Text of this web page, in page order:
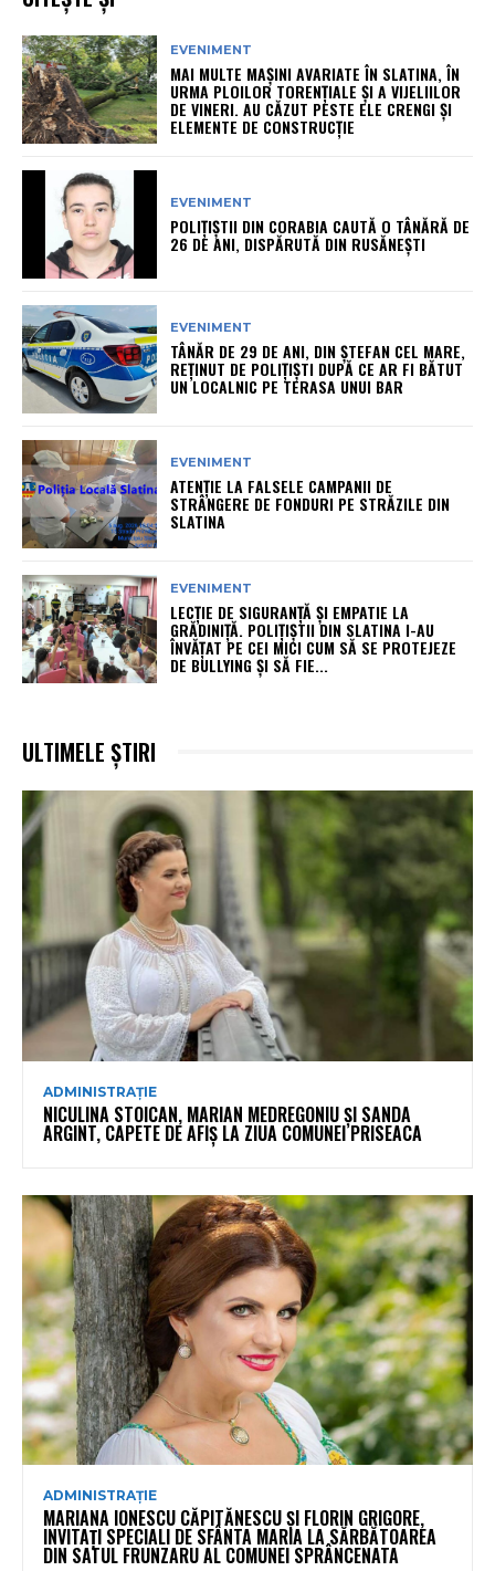
EVENIMENT
MAI MULTE MAȘINI AVARIATE ÎN SLATINA, ÎN
URMA PLOILOR TORENȚIALE ȘI A VIJELIILOR
DE VINERI. AU CĂZUT PESTE ELE CRENGI ȘI
ELEMENTE DE CONSTRUCȚIE
EVENIMENT
POLIȚIȘTII DIN CORABIA CAUTĂ O TÂNĂRĂ DE
26 DE ANI, DISPĂRUTĂ DIN RUSĂNEȘTI
EVENIMENT
TÂNĂR DE 29 DE ANI, DIN ȘTEFAN CEL MARE,
REȚINUT DE POLIȚIȘTI DUPĂ CE AR FI BĂTUT
UN LOCALNIC PE TERASA UNUI BAR
EVENIMENT
ATENȚIE LA FALSELE CAMPANII DE
STRÂNGERE DE FONDURI PE STRĂZILE DIN
SLATINA
EVENIMENT
LECȚIE DE SIGURANȚĂ ȘI EMPATIE LA
GRĂDINIȚĂ. POLIȚIȘTII DIN SLATINA I-AU
ÎNVĂȚAT PE CEI MICI CUM SĂ SE PROTEJEZE
DE BULLYING ȘI SĂ FIE...
ULTIMELE ȘTIRI
ADMINISTRAȚIE
NICULINA STOICAN, MARIAN MEDREGONIU ȘI SANDA
ARGINT, CAPETE DE AFIȘ LA ZIUA COMUNEI PRISEACA
ADMINISTRAȚIE
MARIANA IONESCU CĂPITĂNESCU ȘI FLORIN GRIGORE,
INVITAȚI SPECIALI DE SFÂNTA MARIA LA SĂRBĂTOAREA
DIN SATUL FRUNZARU AL COMUNEI SPRÂNCENATA